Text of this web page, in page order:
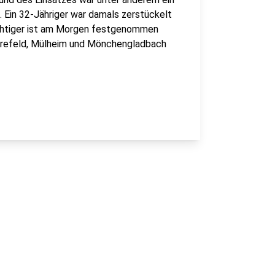
Ein 32-Jähriger war damals zerstückelt
ist am Morgen festgenommen
Mülheim und Mönchengladbach